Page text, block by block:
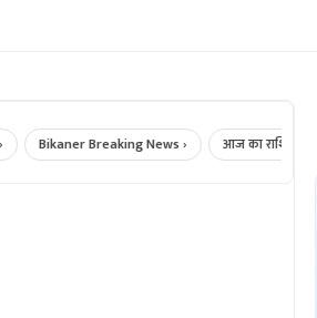
Bikaner Breaking News › आज का राशिफल ›